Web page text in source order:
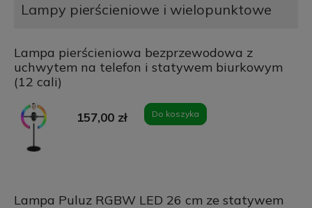
Lampy pierścieniowe i wielopunktowe
Lampa pierścieniowa bezprzewodowa z
uchwytem na telefon i statywem biurkowym
(12 cali)
157,00 zł Do koszyka
Lampa Puluz RGBW LED 26 cm ze statywem